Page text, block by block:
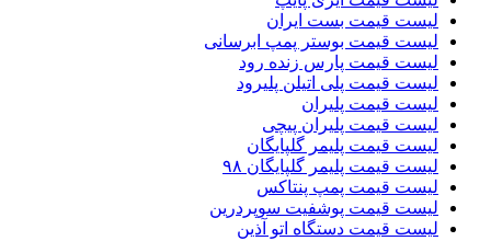
لیست قیمت بست ایران
لیست قیمت بوستر پمپ ابرسانی
لیست قیمت پارس زنده رود
لیست قیمت پلی اتیلن پلیرود
لیست قیمت پلیران
لیست قیمت پلیران پیچی
لیست قیمت پلیمر گلپایگان
لیست قیمت پلیمر گلپایگان ۹۸
لیست قیمت پمپ پنتاکس
لیست قیمت پوشفیت سوپردرین
لیست قیمت دستگاه اتو آذین